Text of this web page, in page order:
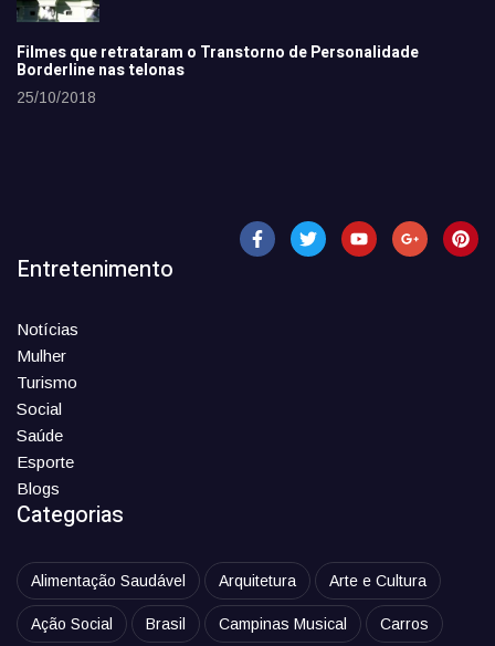
Filmes que retrataram o Transtorno de Personalidade
Borderline nas telonas
25/10/2018
Entretenimento
Notícias
Mulher
Turismo
Social
Saúde
Esporte
Blogs
Categorias
Alimentação Saudável Arquitetura Arte e Cultura
Ação Social Brasil Campinas Musical Carros